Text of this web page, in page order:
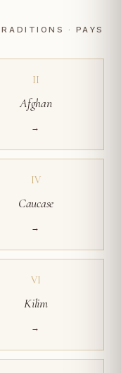
· PAYS
II
Afghan
→
IV
Caucase
→
VI
Kilim
→